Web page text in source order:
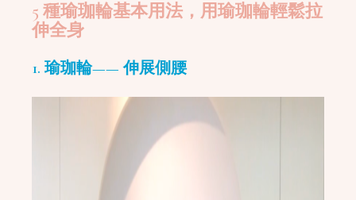
5 種瑜珈輪基本用法，用瑜珈輪輕鬆拉
伸全身
1. 瑜珈輪—— 伸展側腰